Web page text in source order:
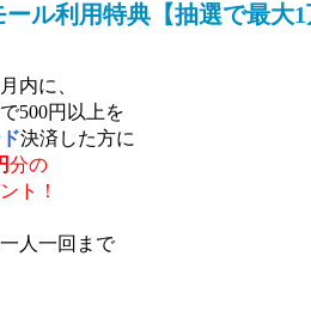
ル利用特典【抽選で最大1
内に、
500円以上を
決済した方に
分の
ト！
人一回まで